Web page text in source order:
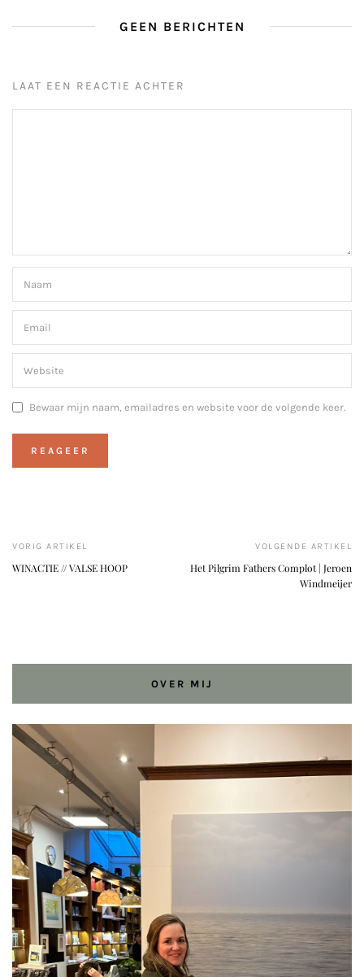
GEEN BERICHTEN
LAAT EEN REACTIE ACHTER
Bewaar mijn naam, emailadres en website voor de volgende keer.
VORIG ARTIKEL
WINACTIE // VALSE HOOP
VOLGENDE ARTIKEL
Het Pilgrim Fathers Complot | Jeroen
Windmeijer
OVER MIJ